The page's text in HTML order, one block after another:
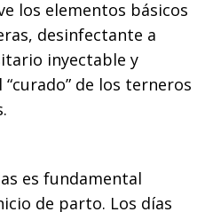
los elementos básicos
desinfectante a
inyectable y
de los terneros
es fundamental
de parto. Los días